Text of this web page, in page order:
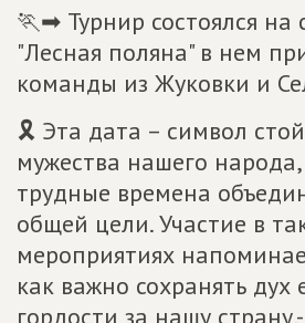
🏃➡ Турнир состоялся на
"Лесная поляна" в нем
команды из Жуковки и
🎗 Эта дата – символ
мужества нашего
трудные времена
общей цели. Участие в
мероприятиях
как важно сохранять дух
гордости за нашу